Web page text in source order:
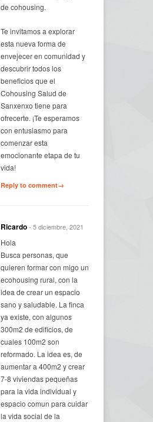
de cohousing.
Te invitamos a explorar
esta nueva forma de
envejecer en comunidad y
descubrir todos los
beneficios que el
Cohousing Salud de
Sanxenxo tiene para
ofrecerte. ¡Te esperamos
con entusiasmo para
comenzar esta
emocionante etapa de tu
vida!
Reply to comment→
Ricardo- 5 diciembre, 2021
Hola
Busca personas, que
quieren formar con migo un
ecohousing rural, con la
idea de crear un espacio
sano y saludable. La finca
ya existe, con algunos
300m2 de edificios, de
cuales 100m2 son
reformado. La idea es, de
aumentar a 400m2 y crear
7-8 viviendas pequeñas
para la vida individual y
espacio comun para cuidar
la vida social de la